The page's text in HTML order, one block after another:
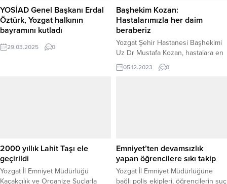
oldukları iddiasıyla haklarında
yakalama kararı çıkartılan ve
gözaltına alınan Milli Eğitim
Müdürlüğünde görevli “Adil” kod...
övgüsü siyasetin değil, ihanetin...
YOSİAD Genel Başkanı Erdal
Öztürk, Yozgat halkının
bayramını kutladı
29.03.2025 0
Başhekim Kozan:
Hastalarımızla her daim
beraberiz
Yozgat Şehir Hastanesi Başhekimi
Uz Dr Mustafa Kozan, hastalara en
iyi sağlık hizmeti vermenin gayreti
içerisinde olduklarını
05.12.2023 0
2000 yıllık Lahit Taşı ele
geçirildi
Yozgat İl Emniyet Müdürlüğü
Kaçakçılık ve Organize Suçlarla
Emniyet’ten devamsızlık
yapan öğrencilere sıkı takip
Yozgat İl Emniyet Müdürlüğüne
bağlı polis ekipleri, öğrencilerin suç